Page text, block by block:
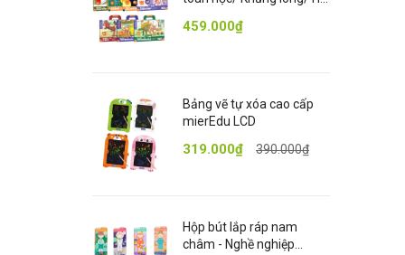
Magnetic Pad]
459.000₫
Bảng vẽ tự xóa cao cấp
mierEdu LCD
319.000₫ 390.000₫
Hộp bút lắp ráp nam
châm - Nghề nghiệp